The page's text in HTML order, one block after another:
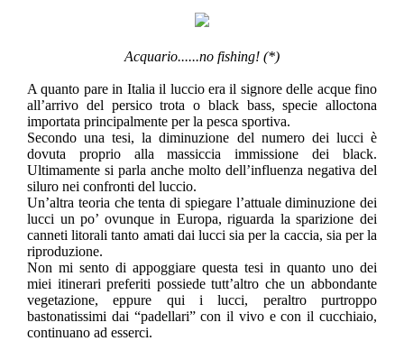
Acquario......no fishing! (*)
A quanto pare in Italia il luccio era il signore delle acque fino
all’arrivo del persico trota o black bass, specie alloctona
importata principalmente per la pesca sportiva.
Secondo una tesi, la diminuzione del numero dei lucci è
dovuta proprio alla massiccia immissione dei black.
Ultimamente si parla anche molto dell’influenza negativa del
siluro nei confronti del luccio.
Un’altra teoria che tenta di spiegare l’attuale diminuzione dei
lucci un po’ ovunque in Europa, riguarda la sparizione dei
canneti litorali tanto amati dai lucci sia per la caccia, sia per la
riproduzione.
Non mi sento di appoggiare questa tesi in quanto uno dei
miei itinerari preferiti possiede tutt’altro che un abbondante
vegetazione, eppure qui i lucci, peraltro purtroppo
bastonatissimi dai “padellari” con il vivo e con il cucchiaio,
continuano ad esserci.